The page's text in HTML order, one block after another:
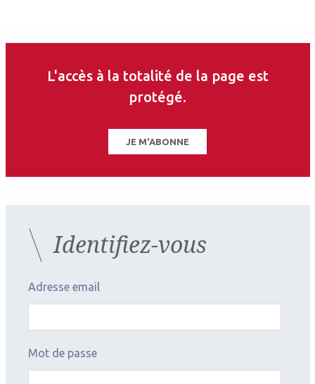
2026.08.07
De bons résultats pour
MiYOSMART iQ
2026.08.05
L'accès à la totalité de la page est
protégé.
JE M'ABONNE
Identifiez-vous
Adresse email
Mot de passe